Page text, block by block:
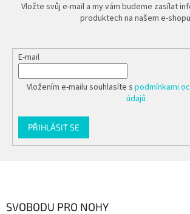
Vložte svůj e-mail a my vám budeme zasílat
produktech na našem e-
E-mail
Vložením e-mailu souhlasíte s podmínkami
údajů
PŘIHLÁSIT SE
SVOBODU PRO NOHY